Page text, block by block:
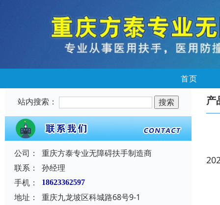
首页
站内搜索：
公司：
重庆方泰专业无障碍扶手制造商
联系：
孙经理
手机：
18623362597
地址：
重庆九龙坡区科城路68号9-1
产